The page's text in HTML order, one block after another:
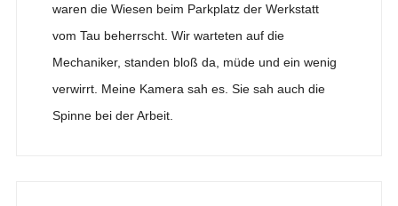
waren die Wiesen beim Parkplatz der Werkstatt
vom Tau beherrscht. Wir warteten auf die
Mechaniker, standen bloß da, müde und ein wenig
verwirrt. Meine Kamera sah es. Sie sah auch die
Spinne bei der Arbeit.